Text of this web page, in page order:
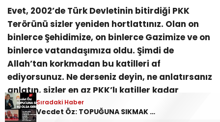
Evet, 2002’de Türk Devletinin bitirdiği PKK
Terörünü sizler yeniden hortlattınız. Olan on
binlerce Şehidimize, on binlerce Gazimize ve on
binlerce vatandaşımıza oldu. Şimdi de
Allah’tan korkmadan bu katilleri af
ediyorsunuz. Ne derseniz deyin, ne anlatırsanız
anlatın, sizler en az PKK’lı katiller kadar
suçlusunuz…
Sıradaki Haber
Vecdet Öz: TOPUĞUNA SIKMAK BU OLSA GEREK!